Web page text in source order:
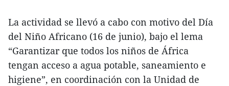
La actividad se llevó a cabo con motivo del Día
del Niño Africano (16 de junio), bajo el lema
“Garantizar que todos los niños de África
tengan acceso a agua potable, saneamiento e
higiene”, en coordinación con la Unidad de